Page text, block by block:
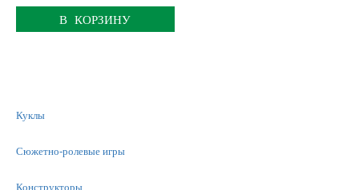
В КОРЗИНУ
Куклы
Сюжетно-ролевые игры
Конструкторы